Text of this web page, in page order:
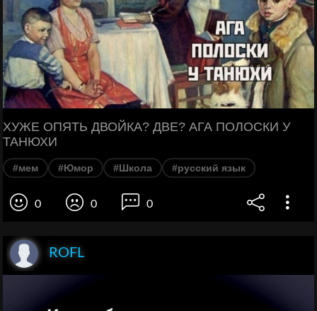
ХУЖЕ ОПЯТЬ ДВОЙКА? ДВЕ? АГА ПОЛОСКИ У
ТАНЮХИ
#мем #Юмор #Школа #русский язык
0 0 0
ROFL